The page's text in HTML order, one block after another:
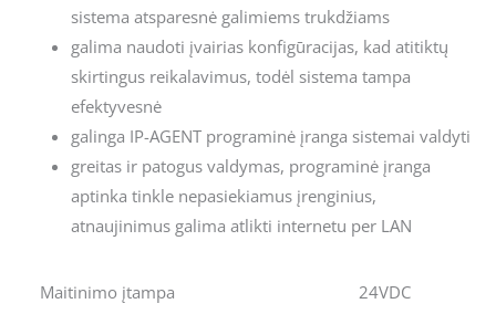
sistema atsparesnė galimiems trukdžiams
galima naudoti įvairias konfigūracijas, kad atitiktų
skirtingus reikalavimus, todėl sistema tampa
efektyvesnė
galinga IP-AGENT programinė įranga sistemai valdyti
greitas ir patogus valdymas, programinė įranga
aptinka tinkle nepasiekiamus įrenginius,
atnaujinimus galima atlikti internetu per LAN
Maitinimo įtampa 24VDC